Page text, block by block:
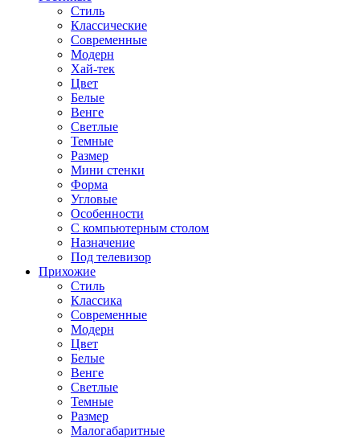
Стиль
Классические
Современные
Модерн
Хай-тек
Цвет
Белые
Венге
Светлые
Темные
Размер
Мини стенки
Форма
Угловые
Особенности
С компьютерным столом
Назначение
Под телевизор
Прихожие
Стиль
Классика
Современные
Модерн
Цвет
Белые
Венге
Светлые
Темные
Размер
Малогабаритные